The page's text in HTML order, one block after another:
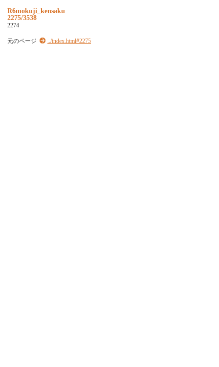
R6mokuji_kensaku
2275/3538
2274
元のページ ../index.html#2275